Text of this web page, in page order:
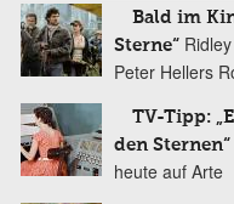
Bald im
Sterne“
Peter Hellers
TV-Tipp:
den Sternen“
heute auf Arte